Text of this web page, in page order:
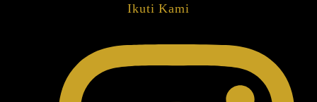
Ikuti Kami